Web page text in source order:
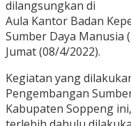
dilangsungkan di
Aula Kantor Badan
Sumber Daya Manusia
Jumat (08/4/2022).
Kegiatan yang
Pengembangan
Kabupaten Soppeng